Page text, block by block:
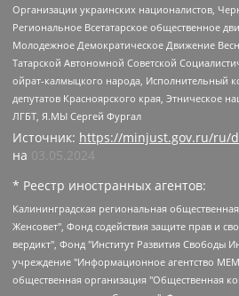
Организации украинских националистов,
Региональное Всетатарское общественное
Молодежное Демократическое Движение
Татарской Автономной Советской
ойрат-калмыцкого народа, Исполнительный
депутатов Красноярского края, Этническое
ЛГБТ, Я.МЫ Сергей Фургал
Источник: https://minjust.gov.ru/ru/
на 03.05.2024
* Реестр иностранных агентов:
Калининградская региональная общественная организация "Экозащита!-Женсовет", Фонд содействия защите прав и свобод граждан "Общественный вердикт", Фонд "Институт Развития Свободы Информации", Частное учреждение "Информационное агентство МЕМО. РУ", Региональная общественная организация "Общественная комиссия по сохранению наследия академика Сахарова", Фонд поддержки свободы прессы, Санкт-Петербургская общественная правозащитная организация "Гражданский контроль", Межрегиональная общественная организация "Информационно-просветительский центр "Мемориал", Региональный Фонд "Центр Защиты Прав Средств Массовой Информации", с 05.12.2023 Фонд "Центр Защиты Прав Средств массовой информации", Региональная общественная благотворительная организация помощи беженцам и мигрантам "Гражданское содействие", Негосударственное образовательное учреждение дополнительного профессионального образования (повышение квалификации) специалистов "АКАДЕМИЯ ПО ПРАВАМ ЧЕЛОВЕКА", Свердловская региональная общественная организация "Сутяжник", Автономная некоммерческая организация "Центр независимых социологических исследований", Союз общественных объединений "Российский исследовательский центр по правам человека", Региональное общественное учреждение научно-информационный центр "МЕМОРИАЛ", Некоммерческая организация "Фонд защиты гласности", Автономная некоммерческая организация "Институт прав человека", Городская общественная организация "Екатеринбургское общество "МЕМОРИАЛ", Городская общественная организация "Рязанское историко-просветительское и правозащитное общество "Мемориал" (Рязанский Мемориал), Челябинский региональный орган общественной самодеятельности – женское общественное объединение "Женщины Евразии", Челябинский региональный орган общественной самодеятельности "Уральская правозащитная группа", Фонд содействия защите здоровья и социальной справедливости имени Андрея Рылькова, Автономная Некоммерческая Организация "Аналитический Центр Юрия Левады", Автономная некоммерческая организация социальной поддержки населения "Проект Апрель", Региональная общественная организация помощи женщинам и детям, находящимся в кризисной ситуации "Информационно-методический центр "Анна", Фонд содействия развитию массовых коммуникаций и правовому просвещению "Так-так-Так", Фонд содействия устойчивому развитию "Серебряная тайга", Свердловский региональный общественный фонд социальных проектов "Новое время", "Idel.Реалии", Кавказ.Реалии, Крым.Реалии, Телеканал Настоящее Время, Татаро-башкирская служба Радио Свобода (Azatliq Radiosi), Радио Свободная Европа/Радио Свобода (PCE/PC), "Сибирь.Реалии", "Фактограф", Благотворительный фонд помощи осужденным и их семьям, Автономная некоммерческая организация "Институт глобализации и социальных движений", Фонд "В защиту прав заключенных", Частное учреждение "Центр поддержки и содействия развитию средств массовой информации", Пензенский региональный общественный благотворительный фонд "Гражданский союз", "Север.Реалии", Некоммерческая организация Фонд "Правовая инициатива", Общество с ограниченной ответственностью "Радио Свободная Европа/Радио Свобода", Чешское информационное агентство "MEDIUM-ORIENT", Красноярская региональная общественная организация "Мы против СПИДа", Камалягин Денис Николаевич, Маркелов Сергей Евгеньевич, Пономарев Лев Александрович, Савицкая Людмила Алексеевна, Автономная некоммерческая организация "Центр по работе с проблемой насилия "НАСИЛИЮ.НЕТ", Межрегиональный профессиональный союз работников здравоохранения "Альянс врачей", Юридическое лицо, зарегистрированное в Латвийской Республике, SIA "Medusa Project" (регистрационный номер 40103797863, дата регистрации 10.06.2014), Некоммерческая организация "Фонд по борьбе с коррупцией", Автономная некоммерческая организация "Институт права и публичной политики", Баданин Роман Сергеевич, Гликин Максим Александрович, Железнова Мария Михайловна, Лукьянова Юлия Сергеевна, Маетная Елизавета Витальевна, Маняхин Петр Борисович, Чуракова Ольга Владимировна, Ярош Юлия Петровна, Юридическое лицо "The Insider SIA", зарегистрированное в Риге, Латвийская Республика (дата регистрации 26.06.2015), являющееся администратором доменного имени интернет-издания "The Insider SIA", https://theins.ru, Постернак Алексей Евгеньевич, Рубин Михаил Аркадьевич, Анин Роман Александрович, Юридическое лицо Istories fonds, зарегистрированное в Латвийской Республике (регистрационный номер 50008295751, дата регистрации 24.02.2020), Великовский Дмитрий Александрович, Долинина Ирина Николаевна, Мароховская Алеся Алексеевна, Шлейнов Роман Юрьевич, Шмагун Олеся Валентиновна, Общество с ограниченной ответственностью "Альтаир 2021", Общество с ограниченной ответственностью "Вега 2021", Общество с ограниченной ответственностью "Главный редактор 2021", Общество с ограниченной ответственностью "Ромашки монолит", Важенков Артем Валерьевич, Ивановская областная общественная организация "Центр гендерных исследований", Гурман Юрий Альбертович, Медиапроект "ОВД-Инфо", Егоров Владимир Владимирович, Жилинский Владимир Александрович, Общество с ограниченной ответственностью "ЗП", Иванова София Юрьевна, Карезина Инна Павловна, Кильтау Екатерина Викторовна, Петров Алексей Викторович, Пискунов Сергей Евгеньевич, Смирнов Сергей Сергеевич, Тихонов Михаил Сергеевич, Общество с ограниченной ответственностью "ЖУРНАЛИСТ-ИНОСТРАННЫЙ АГЕНТ", Арапова Галина Юрьевна, Вольтская Татьяна Анатольевна, Американская компания "Mason G.E.S. Anonymous Foundation" (США), являющаяся владельцем интернет-издания https://mnews.world/, Компания "Stichting Bellingcat", зарегистрированная в Нидерландах (дата регистрации 11.07.2018), Захаров Андрей Вячеславович, Клепиковская Екатерина Дмитриевна, Общество с ограниченной ответственностью "МЕМО", Перл Роман Александрович, Симонов Евгений Алексеевич, Соловьева Елена Анатольевна, Сотников Даниил Владимирович, Сурначева Елизавета Дмитриевна, Автономная некоммерческая организация по защите прав человека и информированию населения "Якутия – Наше Мнение", Общество с ограниченной ответственностью "Москоу диджитал медиа", с 26.01.2023 Общество с ограниченной ответственностью "Чайка Белые сады", Ветошкина Валерия Валерьевна, Заговора Максим Александрович, Межрегиональное общественное